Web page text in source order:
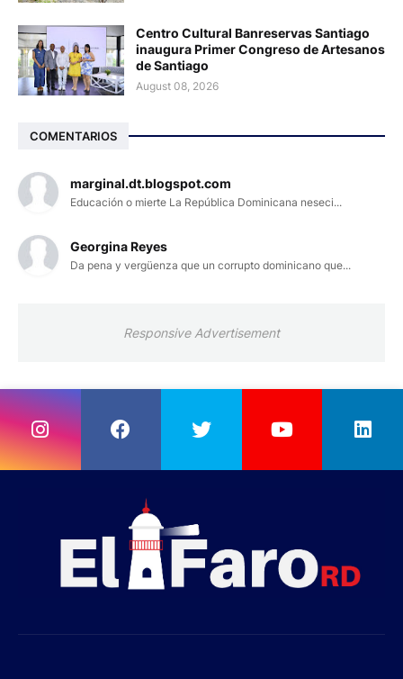
Centro Cultural Banreservas Santiago
inaugura Primer Congreso de Artesanos
de Santiago
August 08, 2026
COMENTARIOS
marginal.dt.blogspot.com
Educación o mierte La República Dominicana neseci...
Georgina Reyes
Da pena y vergüenza que un corrupto dominicano que...
Responsive Advertisement